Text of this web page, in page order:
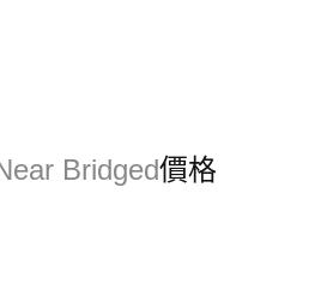
Bridged價格